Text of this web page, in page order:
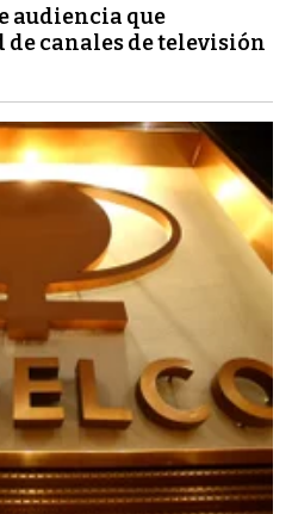
audiencia que
canales de televisión